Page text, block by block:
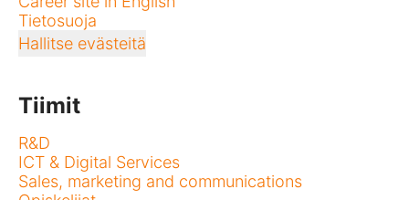
Tietosuoja
Hallitse evästeitä
Tiimit
R&D
ICT & Digital Services
Sales, marketing and communications